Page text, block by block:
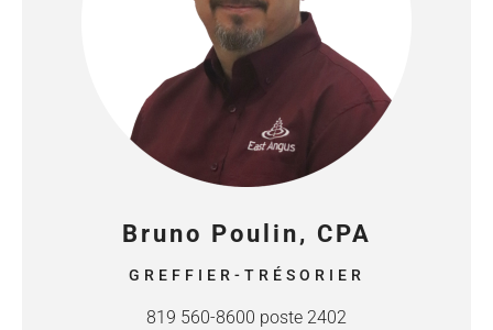
Bruno Poulin, CPA
GREFFIER-TRÉSORIER
819 560-8600 poste 2402